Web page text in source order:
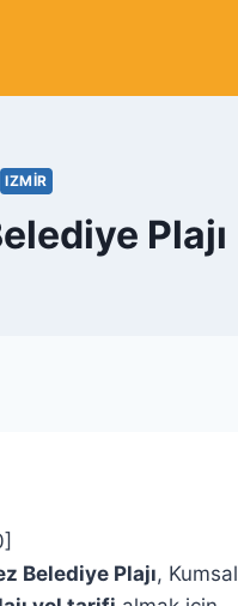
IZMIR
Plajı
]
Belediye Plajı, Kumsal